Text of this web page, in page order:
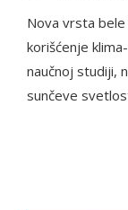
Nova vrsta
korišćenje
naučnoj studiji,
sunčeve